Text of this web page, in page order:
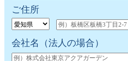
ご住所
会社名 （法人の場合）